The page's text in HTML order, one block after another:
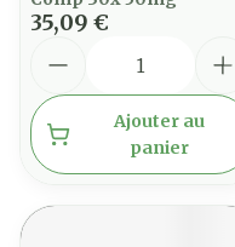
35,09 €
Ajouter au
panier